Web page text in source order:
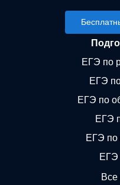
ЕГЭ по
ЕГЭ
ЕГЭ по
ЕГЭ
ЕГЭ по
ЕГЭ
Все